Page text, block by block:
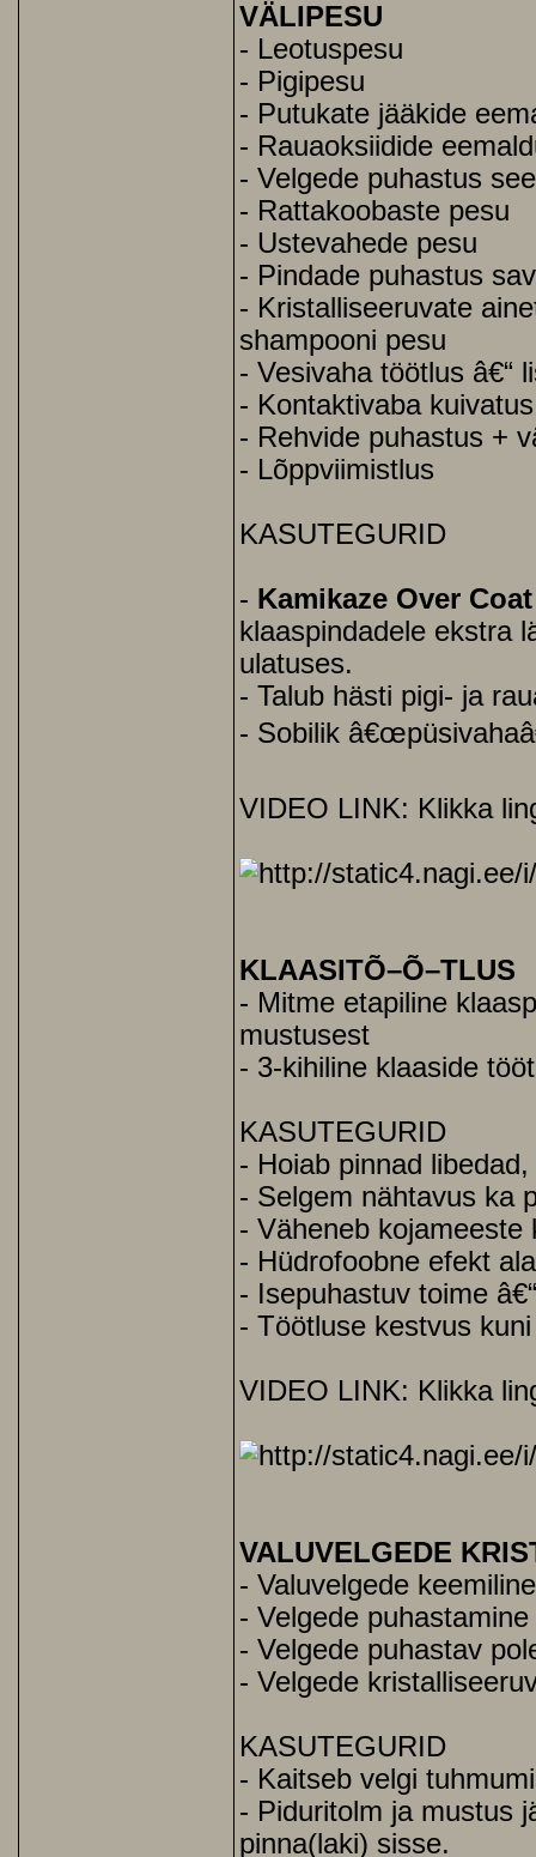
VÄLIPESU
- Leotuspesu
- Pigipesu
- Putukate jääkide
- Rauaoksiidide
- Velgede puhastus
- Rattakoobaste pesu
- Ustevahede pesu
- Pindade puhastus
- Kristalliseeruvate
shampooni pesu
- Vesivaha töötlus â€“
- Kontaktivaba
- Rehvide puhastus +
- Lõppviimistlus
KASUTEGURID
- Kamikaze Over
klaaspindadele ekstra
ulatuses.
- Talub hästi pigi- ja
- Sobilik
VIDEO LINK: Klikka
KLAASITÕ–Õ–TLUS
- Mitme etapiline
mustusest
- 3-kihiline klaaside
KASUTEGURID
- Hoiab pinnad
- Selgem nähtavus ka
- Väheneb
- Hüdrofoobne efekt
- Isepuhastuv toime
- Töötluse kestvus
VIDEO LINK: Klikka
VALUVELGEDE
- Valuvelgede
- Velgede
- Velgede puhastav
- Velgede
KASUTEGURID
- Kaitseb velgi
- Piduritolm ja mustus
pinna(laki) sisse.